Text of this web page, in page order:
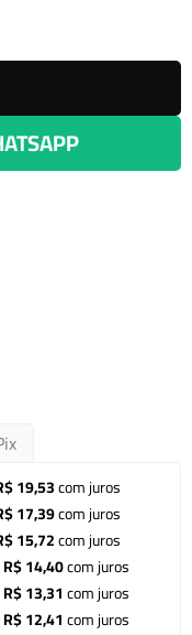
19,53com juros
17,39com juros
15,72com juros
R$ 14,40com juros
R$ 13,31com juros
R$ 12,41com juros